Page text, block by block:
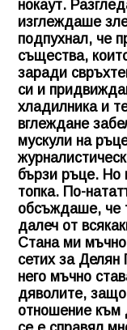
нокаут.
изглеждаше
подпухнал, че
същества,
заради
си и
хладилника и
вглеждане
мускули на
бързи ръце. Но
топка. По-
обсъждаше, че
далеч от
Стана ми
сетих за Делян
него мъчно
дяволите,
отношение към